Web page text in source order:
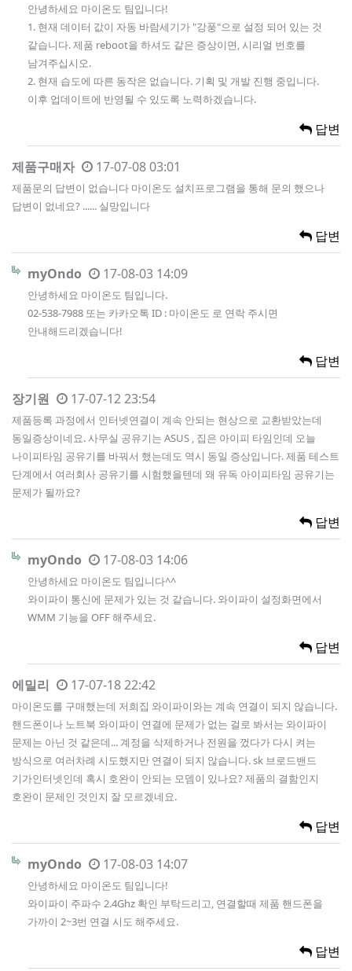
안녕하세요 마이온도 팀입니다!
1. 현재 데이터 값이 자동 바람세기가 "강풍"으로 설정 되어 있는 것
같습니다. 제품 reboot을 하셔도 같은 증상이면, 시리얼 번호를
남겨주십시오.
2. 현재 습도에 따른 동작은 없습니다. 기획 및 개발 진행 중입니다.
이후 업데이트에 반영될 수 있도록 노력하겠습니다.
답변
제품구매자 17-07-08 03:01
제품문의 답변이 없습니다 마이온도 설치프로그램을 통해 문의 했으나
답변이 없네요? ...... 실망입니다
답변
myOndo 17-08-03 14:09
안녕하세요 마이온도 팀입니다.
02-538-7988 또는 카카오톡 ID : 마이온도 로 연락 주시면
안내해드리겠습니다!
답변
장기원 17-07-12 23:54
제품등록 과정에서 인터넷연결이 계속 안되는 현상으로 교환받았는데
동일증상이네요. 사무실 공유기는 ASUS , 집은 아이피 타임인데 오늘
나이피타임 공유기를 바꿔서 했는데도 역시 동일 증상입니다. 제품 테스트
단계에서 여러회사 공유기를 시험했을텐데 왜 유독 아이피타임 공유기는
문제가 될까요?
답변
myOndo 17-08-03 14:06
안녕하세요 마이온도 팀입니다^^
와이파이 통신에 문제가 있는 것 같습니다. 와이파이 설정화면에서
WMM 기능을 OFF 해주세요.
답변
에밀리 17-07-18 22:42
마이온도를 구매했는데 저희집 와이파이와는 계속 연결이 되지 않습니다.
핸드폰이나 노트북 와이파이 연결에 문제가 없는 걸로 봐서는 와이파이
문제는 아닌 것 같은데... 계정을 삭제하거나 전원을 껐다가 다시 켜는
방식으로 여러차례 시도했지만 연결이 되지 않습니다. sk 브로드밴드
기가인터넷인데 혹시 호완이 안되는 모뎀이 있나요? 제품의 결함인지
호완이 문제인 것인지 잘 모르겠네요.
답변
myOndo 17-08-03 14:07
안녕하세요 마이온도 팀입니다!
와이파이 주파수 2.4Ghz 확인 부탁드리고, 연결할때 제품 핸드폰을
가까이 2~3번 연결 시도 해주세요.
답변